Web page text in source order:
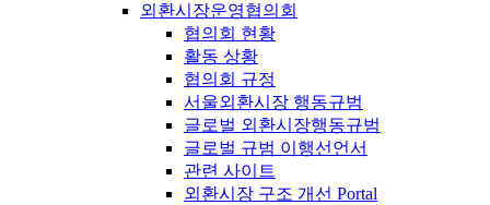
외환시장운영협의회
협의회 현황
활동 상황
협의회 규정
서울외환시장 행동규범
글로벌 외환시장행동규범
글로벌 규범 이행선언서
관련 사이트
외환시장 구조 개선 Portal